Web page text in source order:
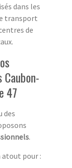
dans les
transport
de
47
des
.
atout pour :